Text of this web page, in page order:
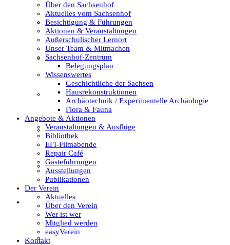
Grevener Geschichte
Kultur und Bildung
Plattdeutsch
Sachsenhof
Textil
Sachsenhof
Über den Sachsenhof
Über den Sachsenhof
Aktuelles vom Sachsenhof
Besichtigung & Führungen
Aktionen & Veranstaltungen
Außerschulischer Lernort
Unser Team & Mitmachen
Sachsenhof-Zentrum
Belegungsplan
Wissenswertes
Geschichtliche der Sachsen
Hausrekonstruktionen
Archäotechnik / Experimentelle Archäologie
Flora & Fauna
Angebote & Aktionen
Veranstaltungen & Ausflüge
Bibliothek
EFI-Filmabende
Repair Café
Gästeführungen
Ausstellungen
Publikationen
Der Verein
Aktuelles
Über den Verein
Wer ist wer
Mitglied werden
easyVerein
Kontakt